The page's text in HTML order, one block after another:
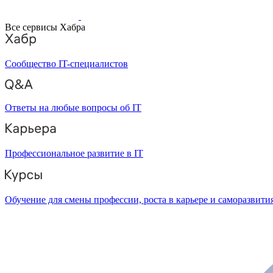
Все сервисы Хабра
Сообщество IT-специалистов
Ответы на любые вопросы об IT
Профессиональное развитие в IT
Обучение для смены профессии, роста в карьере и